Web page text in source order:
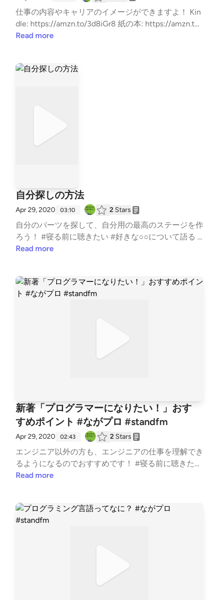
仕事の内容やキャリアのイメージができますよ！ Kin
dle: https://amzn.to/3d8iGr8 紙の本: https://amzn.to/
2RRiCUR #寝る前に聴きたい #好きな○○について語
Read more
自分探しの方法
Apr 29, 2020 03:10 2 Stars
自分のパーツを探して、自分用の最高のステージを作
ろう！ #寝る前に聴きたい #好きな○○について語る #
今日何した？ #はじめまして #プログラミング #転職
Read more
新著「プログラマーになりたい！」おす
すめポイント #ながプロ #standfm
Apr 29, 2020 02:43 2 Stars
エンジニア以外の方も、エンジニアの仕事を理解でき
るようになるのでおすすめです！ #寝る前に聴きたい
#好きな○○について語る #今日何した？ #はじめまし
Read more